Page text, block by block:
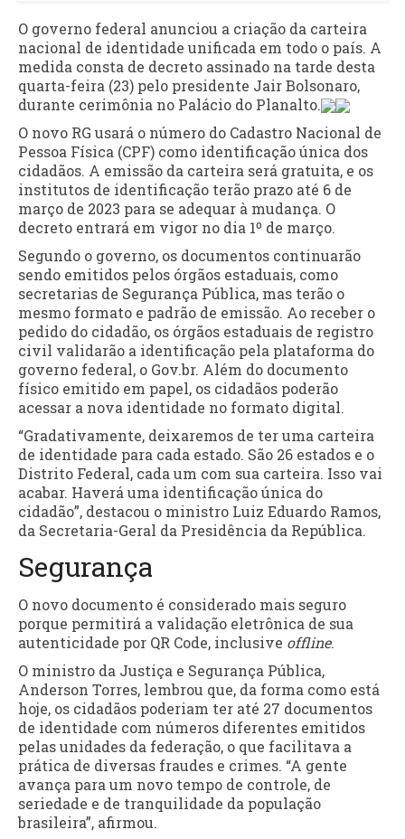
O governo federal anunciou a criação da carteira
nacional de identidade unificada em todo o país. A
medida consta de decreto assinado na tarde desta
quarta-feira (23) pelo presidente Jair Bolsonaro,
durante cerimônia no Palácio do Planalto.
O novo RG usará o número do Cadastro Nacional de
Pessoa Física (CPF) como identificação única dos
cidadãos. A emissão da carteira será gratuita, e os
institutos de identificação terão prazo até 6 de
março de 2023 para se adequar à mudança. O
decreto entrará em vigor no dia 1º de março.
Segundo o governo, os documentos continuarão
sendo emitidos pelos órgãos estaduais, como
secretarias de Segurança Pública, mas terão o
mesmo formato e padrão de emissão. Ao receber o
pedido do cidadão, os órgãos estaduais de registro
civil validarão a identificação pela plataforma do
governo federal, o Gov.br. Além do documento
físico emitido em papel, os cidadãos poderão
acessar a nova identidade no formato digital.
“Gradativamente, deixaremos de ter uma carteira
de identidade para cada estado. São 26 estados e o
Distrito Federal, cada um com sua carteira. Isso vai
acabar. Haverá uma identificação única do
cidadão”, destacou o ministro Luiz Eduardo Ramos,
da Secretaria-Geral da Presidência da República.
Segurança
O novo documento é considerado mais seguro
porque permitirá a validação eletrônica de sua
autenticidade por QR Code, inclusive offline.
O ministro da Justiça e Segurança Pública,
Anderson Torres, lembrou que, da forma como está
hoje, os cidadãos poderiam ter até 27 documentos
de identidade com números diferentes emitidos
pelas unidades da federação, o que facilitava a
prática de diversas fraudes e crimes. “A gente
avança para um novo tempo de controle, de
seriedade e de tranquilidade da população
brasileira”, afirmou.